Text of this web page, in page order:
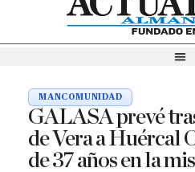
MANCOMUNIDAD
GALASA prevé
de Vera a Huércal
de 37 años en la